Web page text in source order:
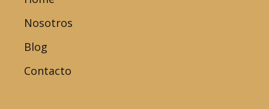
Nosotros
Blog
Contacto